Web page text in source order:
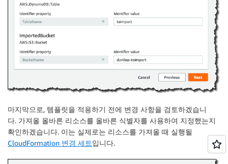
마지막으로, 템플릿을 적용하기 전에 변경 사항을 검토하겠습니
다. 가져올 올바른 리소스를 올바른 식별자를 사용하여 지정했는지
확인하겠습니다. 이는 실제로는 리소스를 가져올 때 실행될
CloudFormation 변경 세트입니다.